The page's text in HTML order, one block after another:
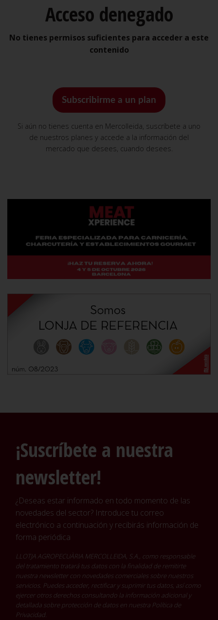
Acceso denegado
No tienes permisos suficientes para acceder a este
contenido
Subscribirme a un plan
Si aún no tienes cuenta en Mercolleida, suscríbete a uno
de nuestros planes y accede a la información del
mercado que desees, cuando desees.
¡Suscríbete a nuestra
newsletter!
¿Deseas estar informado en todo momento de las
novedades del sector? Introduce tu correo
electrónico a continuación y recibirás información de
forma periódica
LLOTJA AGROPECUÀRIA MERCOLLEIDA, S.A., como responsable
del tratamiento tratará tus datos con la finalidad de remitirte
nuestra newsletter con novedades comerciales sobre nuestros
servicios. Puedes acceder, rectificar y suprimir tus datos, así como
ejercer otros derechos consultando la información adicional y
detallada sobre protección de datos en nuestra Política de
Privacidad.